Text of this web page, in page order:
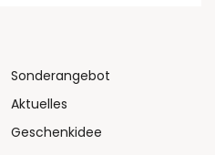
Sonderangebot
Aktuelles
Geschenkidee